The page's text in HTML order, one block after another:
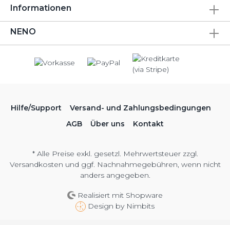
Informationen
NENO
Hilfe/Support
Versand- und Zahlungsbedingungen
AGB
Über uns Kontakt
* Alle Preise exkl. gesetzl. Mehrwertsteuer zzgl.
Versandkosten und ggf. Nachnahmegebühren, wenn nicht
anders angegeben.
Realisiert mit Shopware
Design by Nimbits